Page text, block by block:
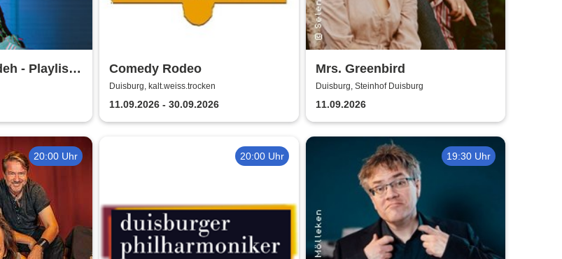
- Playlist -
Comedy Rodeo
Duisburg, kalt.weiss.trocken
11.09.2026 - 30.09.2026
Mrs. Greenbird
Duisburg, Steinhof Duisburg
11.09.2026
20:00 Uhr 20:00 Uhr 19:30 Uhr